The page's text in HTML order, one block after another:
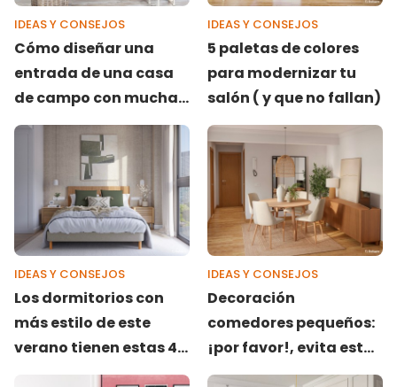
IDEAS Y CONSEJOS
Cómo diseñar una
entrada de una casa
de campo con mucha
calidez
IDEAS Y CONSEJOS
5 paletas de colores
para modernizar tu
salón ( y que no fallan)
IDEAS Y CONSEJOS
Los dormitorios con
más estilo de este
verano tienen estas 4
cosas en común
IDEAS Y CONSEJOS
Decoración
comedores pequeños:
¡por favor!, evita estos
errores comunes